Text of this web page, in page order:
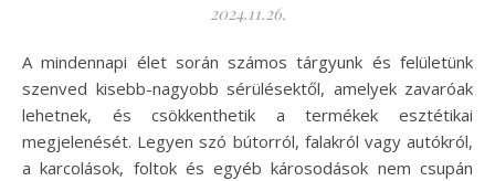
2024.11.26.
A mindennapi élet során számos tárgyunk és felületünk
szenved kisebb-nagyobb sérülésektől, amelyek zavaróak
lehetnek, és csökkenthetik a termékek esztétikai
megjelenését. Legyen szó bútorról, falakról vagy autókról,
a karcolások, foltok és egyéb károsodások nem csupán